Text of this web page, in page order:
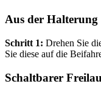
Aus der Halterung
Schritt 1: Drehen Sie
Sie diese auf die
Schaltbarer